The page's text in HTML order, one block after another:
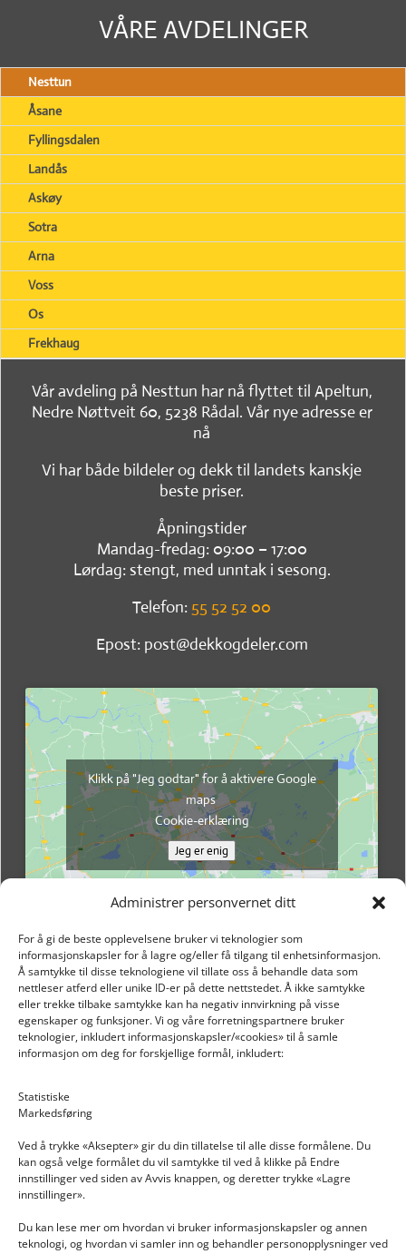
Administrer personvernet ditt
For å gi de beste opplevelsene bruker vi teknologier som
informasjonskapsler for å lagre og/eller få tilgang til enhetsinformasjon.
Å samtykke til disse teknologiene vil tillate oss å behandle data som
nettleser atferd eller unike ID-er på dette nettstedet. Å ikke samtykke
eller trekke tilbake samtykke kan ha negativ innvirkning på visse
egenskaper og funksjoner. Vi og våre forretningspartnere bruker
teknologier, inkludert informasjonskapsler/«cookies» til å samle
informasjon om deg for forskjellige formål, inkludert:
Statistiske
Markedsføring
Ved å trykke «Aksepter» gir du din tillatelse til alle disse formålene. Du
kan også velge formålet du vil samtykke til ved å klikke på Endre
innstillinger ved siden av Avvis knappen, og deretter trykke «Lagre
innstillinger».
Du kan lese mer om hvordan vi bruker informasjonskapsler og annen
teknologi, og hvordan vi samler inn og behandler personopplysninger ved
VÅRE AVDELINGER
Nesttun
Åsane
Fyllingsdalen
Landås
Askøy
Sotra
Arna
Voss
Os
Frekhaug
Vår avdeling på Nesttun har nå flyttet til Apeltun,
Nedre Nøttveit 60, 5238 Rådal. Vår nye adresse er
nå
Vi har både bildeler og dekk til landets kanskje
beste priser.
Åpningstider
Mandag-fredag: 09:00 – 17:00
Lørdag: stengt, med unntak i sesong.
Telefon: 55 52 52 00
Epost: post@dekkogdeler.com
Klikk på "Jeg godtar" for å aktivere Google
maps
Cookie-erklæring
Jeg er enig
INFORMASJON